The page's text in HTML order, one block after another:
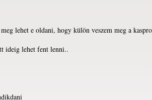
lehet e oldani, hogy külön veszem meg a
ideig lehet fent lenni..